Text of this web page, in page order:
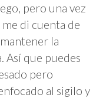
pero una vez
di cuenta de
la
Así que puedes
pero
al sigilo y